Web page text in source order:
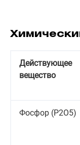
Действующее
вещество
Фосфор (P2O5)